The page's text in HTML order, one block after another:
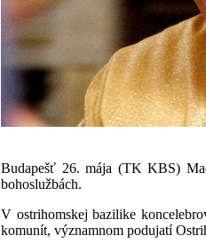
Budapešť 26. mája (TK KBS)
bohoslužbách.
V ostrihomskej bazilike
komunít, významnom podujatí